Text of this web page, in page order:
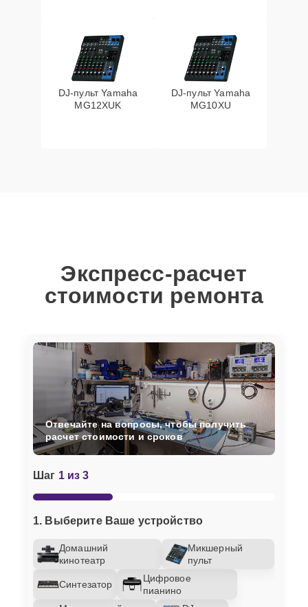
DJ-пульт Yamaha
MG12XUK
DJ-пульт Yamaha
MG10XU
Экспресс-расчет
стоимости ремонта
Шаг 1 из 3
1. Выберите Ваше устройство
Домашний
кинотеатр
Микшерный
пульт
Синтезатор
Цифровое
пианино
Отвечайте на вопросы, чтобы получить
расчет стоимости и сроков